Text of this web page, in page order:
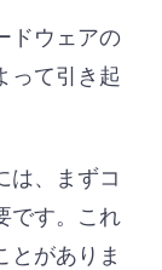
ドウェアの
って引き起
は、まずコ
です。これ
とがありま